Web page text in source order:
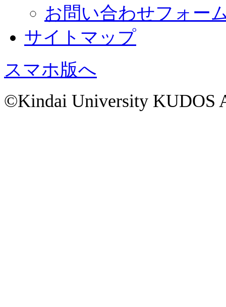
お問い合わせフォー
サイトマップ
スマホ版へ
©Kindai University KUDOS